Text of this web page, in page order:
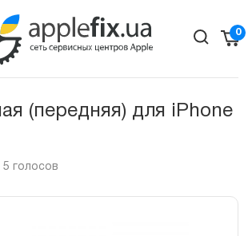
0
(передняя) для iPhone
5 голосов